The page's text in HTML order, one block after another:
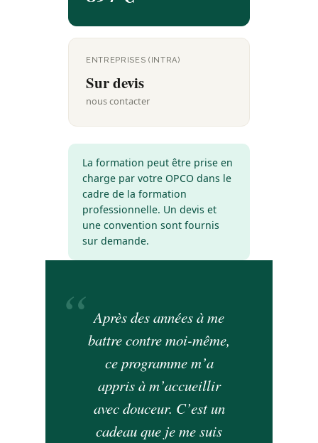
ENTREPRISES (INTRA)
Sur devis
nous contacter
La formation peut être prise en
charge par votre OPCO dans le
cadre de la formation
professionnelle. Un devis et
une convention sont fournis
sur demande.
Après des années à me
battre contre moi-même,
ce programme m’a
appris à m’accueillir
avec douceur. C’est un
cadeau que je me suis